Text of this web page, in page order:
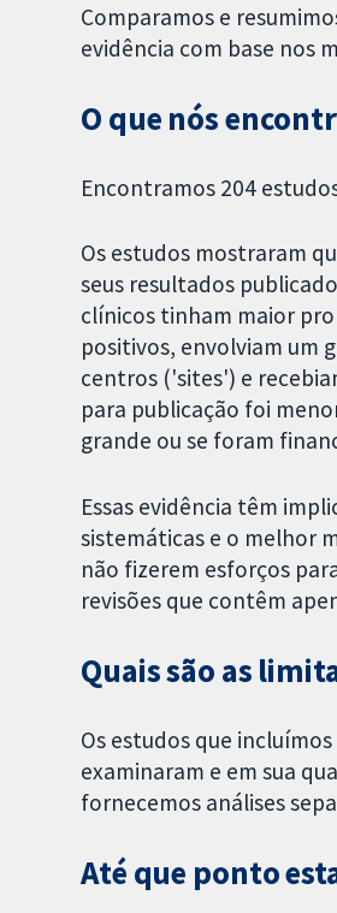
Comparamos e
evidência com base nos
O que nós
Encontramos 204
Os estudos mostraram
seus resultados
clínicos tinham maior
positivos, envolviam um
centros ('sites') e
para publicação foi
grande ou se foram
Essas evidência têm
sistemáticas e o melhor
não fizerem esforços
revisões que contêm
Quais são as
Os estudos que
examinaram e em sua
fornecemos análises
Até que ponto